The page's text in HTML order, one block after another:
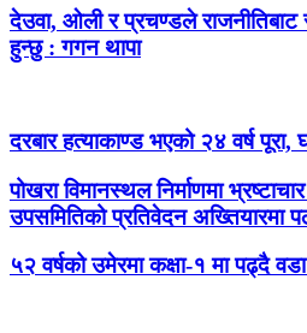
देउवा, ओली र प्रचण्डले
हुन्छु : गगन थापा
दरबार हत्याकाण्ड भएको २४ वर्ष
पोखरा विमानस्थल निर्माणमा
उपसमितिको प्रतिवेदन अख्तियारमा
५२ वर्षको उमेरमा कक्षा-१ मा पढ्दै